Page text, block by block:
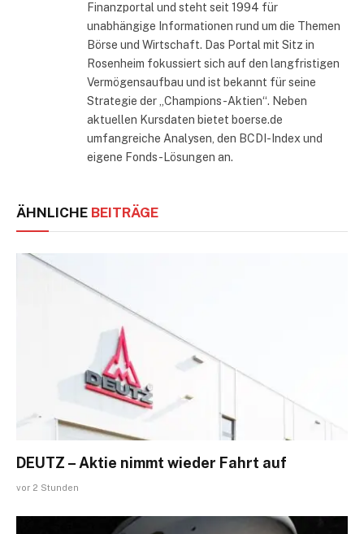
Finanzportal und steht seit 1994 für
unabhängige Informationen rund um die Themen
Börse und Wirtschaft. Das Portal mit Sitz in
Rosenheim fokussiert sich auf den langfristigen
Vermögensaufbau und ist bekannt für seine
Strategie der „Champions-Aktien“. Neben
aktuellen Kursdaten bietet boerse.de
umfangreiche Analysen, den BCDI-Index und
eigene Fonds-Lösungen an.
ÄHNLICHE BEITRÄGE
DEUTZ – Aktie nimmt wieder Fahrt auf
vor 2 Stunden